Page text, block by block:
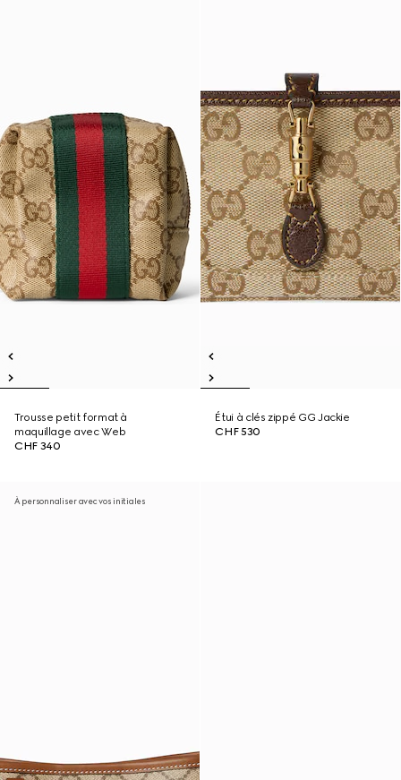
Trousse petit format à
maquillage avec Web
CHF 340
Étui à clés zippé GG Jackie
CHF 530
À personnaliser avec vos initiales